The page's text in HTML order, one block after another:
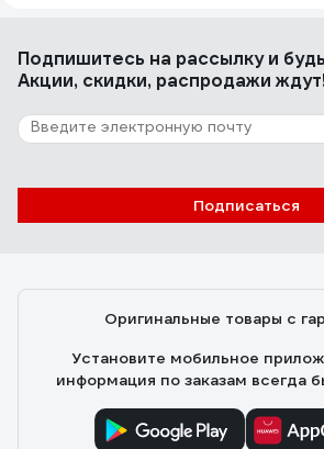
Подпишитесь на рассылкуи
Акции, скидки, распродажи
Подписаться
Оригинальные товары с
Установите мобильное
информация по заказам всегда